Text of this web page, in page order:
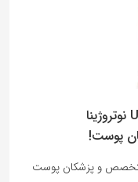
کرم ضد آفتاب ULTRA SHEER SPF70 نوتروژینا
متخصص و پزشکان پوست